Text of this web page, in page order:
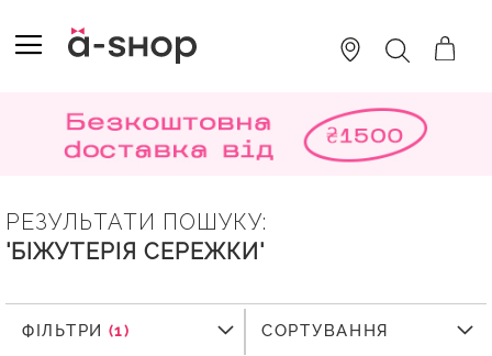
TO
CONTENT
ПОШУК
РЕЗУЛЬТАТИ ПОШУКУ:
'БІЖУТЕРІЯ СЕРЕЖКИ'
ФІЛЬТРИ
ФІЛЬТРИ СОРТУВАННЯ